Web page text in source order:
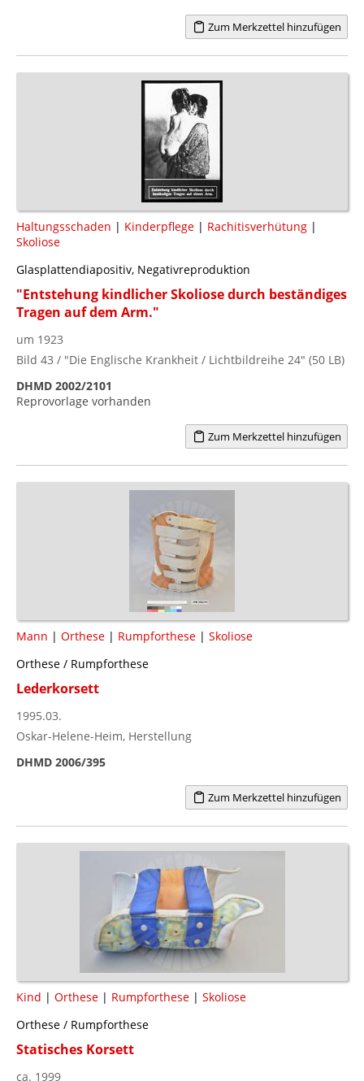
Zum Merkzettel hinzufügen
Haltungsschaden | Kinderpflege | Rachitisverhütung |
Skoliose
Glasplattendiapositiv, Negativreproduktion
"Entstehung kindlicher Skoliose durch beständiges
Tragen auf dem Arm."
um 1923
Bild 43 / "Die Englische Krankheit / Lichtbildreihe 24" (50 LB)
DHMD 2002/2101
Reprovorlage vorhanden
Zum Merkzettel hinzufügen
Mann | Orthese | Rumpforthese | Skoliose
Orthese / Rumpforthese
Lederkorsett
1995.03.
Oskar-Helene-Heim, Herstellung
DHMD 2006/395
Zum Merkzettel hinzufügen
Kind | Orthese | Rumpforthese | Skoliose
Orthese / Rumpforthese
Statisches Korsett
ca. 1999